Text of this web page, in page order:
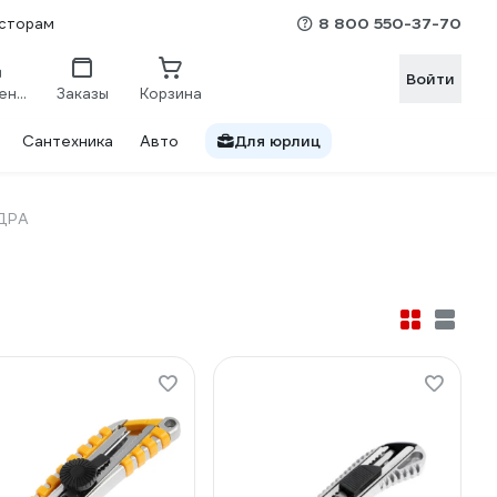
8 800 550-37-70
Сравнение Заказы Корзина
Войти
Сантехника Авто Для юрлиц